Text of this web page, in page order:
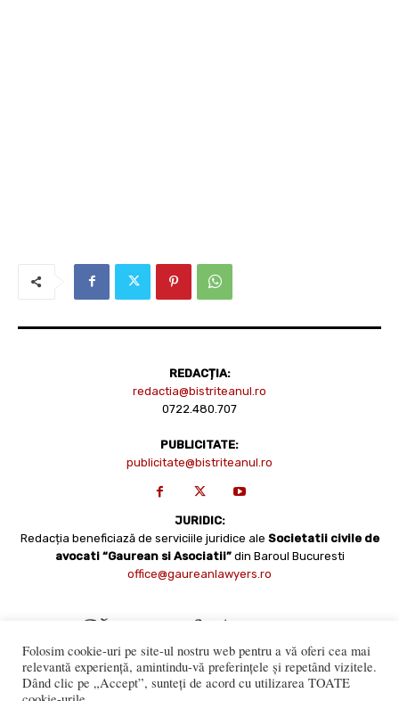
REDACȚIA:
redactia@bistriteanul.ro
0722.480.707
PUBLICITATE:
publicitate@bistriteanul.ro
JURIDIC:
Redacția beneficiază de serviciile juridice ale Societatii civile de
avocati “Gaurean si Asociatii” din Baroul Bucuresti
office@gaureanlawyers.ro
Folosim cookie-uri pe site-ul nostru web pentru a vă oferi cea mai
relevantă experiență, amintindu-vă preferințele și repetând vizitele.
Dând clic pe „Accept”, sunteți de acord cu utilizarea TOATE